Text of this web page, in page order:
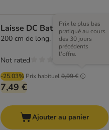
Laisse DC Batman
200 cm de long, 20 mm de large
-25.03% Prix habituel9,99 €
Prix le plus bas
pratiqué au cours
des 30 jours
précédents
l'offre.
7,49 €
Not rated
Ajouter au panier